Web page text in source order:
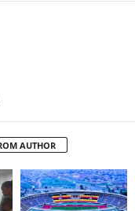
AUTHOR